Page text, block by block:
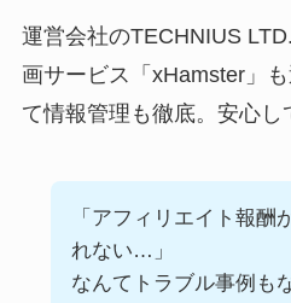
運営会社のTECHNIUS
画サービス「xHamster」
て情報管理も徹底。安心し
「アフィリエイト報酬
れない…」
なんてトラブル事例も